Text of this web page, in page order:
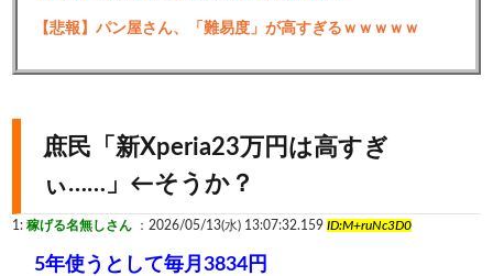
【悲報】パン屋さん、「難易度」が高すぎるｗｗｗｗｗ
庶民「新Xperia23万円は高すぎ
ぃ……」←そうか？
1: 稼げる名無しさん ：2026/05/13(水) 13:07:32.159 ID:M+ruNc3D0
5年使うとして毎月3834円